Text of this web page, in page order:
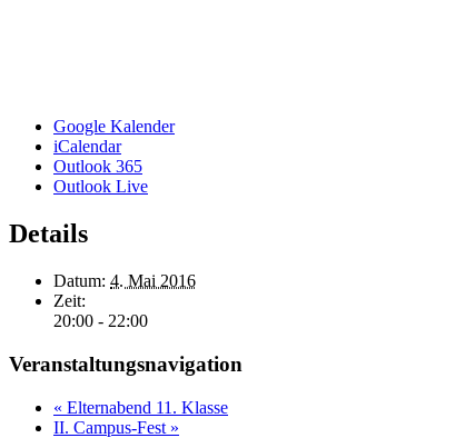
Google Kalender
iCalendar
Outlook 365
Outlook Live
Details
Datum: 4. Mai 2016
Zeit:
20:00 - 22:00
Veranstaltungsnavigation
« Elternabend 11. Klasse
II. Campus-Fest »